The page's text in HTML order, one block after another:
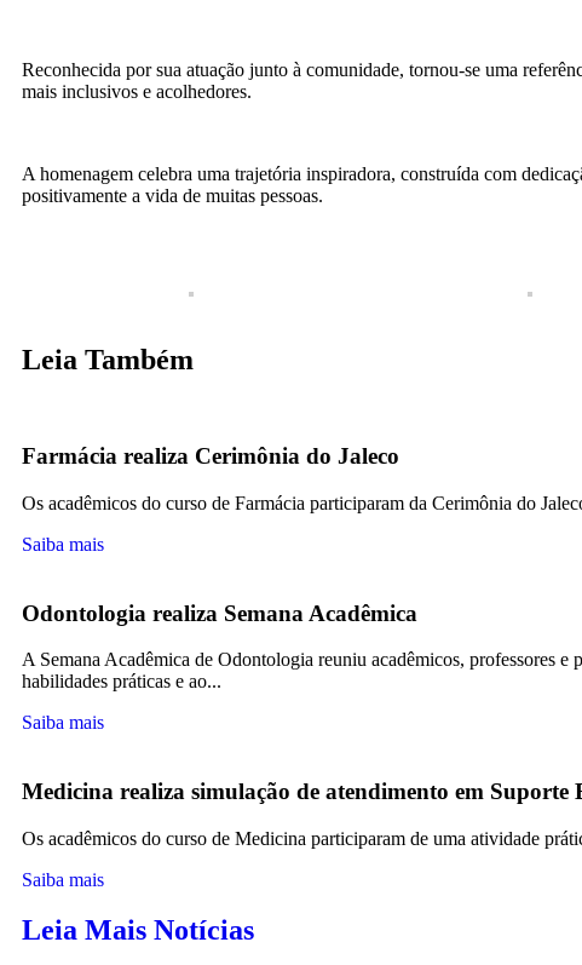
Reconhecida por sua atuação junto à comunidade, tornou-se uma
mais inclusivos e acolhedores.
A homenagem celebra uma trajetória inspiradora, construída com
positivamente a vida de muitas pessoas.
Leia Também
Farmácia realiza Cerimônia do Jaleco
Os acadêmicos do curso de Farmácia participaram da Cerimônia do
Saiba mais
Odontologia realiza Semana Acadêmica
A Semana Acadêmica de Odontologia reuniu acadêmicos, professores
habilidades práticas e ao...
Saiba mais
Medicina realiza simulação de atendimento em Suporte
Os acadêmicos do curso de Medicina participaram de uma atividade
Saiba mais
Leia Mais Notícias